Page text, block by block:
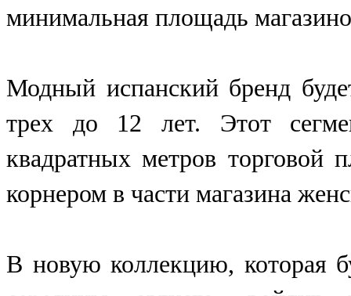
минимальная площадь
Модный испанский бренд
трех до 12 лет. Этот
квадратных метров торговой
корнером в части магазина
В новую коллекцию, которая